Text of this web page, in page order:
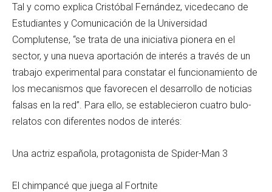
Tal y como explica Cristóbal Fernández, vicedecano de
Estudiantes y Comunicación de la Universidad
Complutense, “se trata de una iniciativa pionera en el
sector, y una nueva aportación de interés a través de un
trabajo experimental para constatar el funcionamiento de
los mecanismos que favorecen el desarrollo de noticias
falsas en la red”. Para ello, se establecieron cuatro bulo-
relatos con diferentes nodos de interés:
Una actriz española, protagonista de Spider-Man 3
El chimpancé que juega al Fortnite